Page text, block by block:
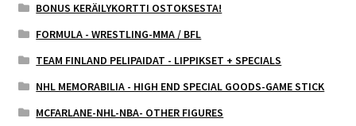
BONUS KERÄILYKORTTI OSTOKSESTA!
FORMULA - WRESTLING-MMA / BFL
TEAM FINLAND PELIPAIDAT - LIPPIKSET + SPECIALS
NHL MEMORABILIA - HIGH END SPECIAL GOODS-GAME STICK
MCFARLANE-NHL-NBA- OTHER FIGURES